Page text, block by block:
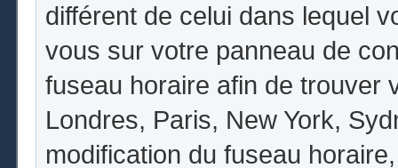
différent de celui dans lequel
vous sur votre panneau de
fuseau horaire afin de trouver
Londres, Paris, New York,
modification du fuseau